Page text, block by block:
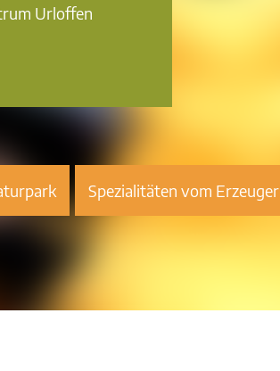
Urloffen
Spezialitäten vom Erzeuger